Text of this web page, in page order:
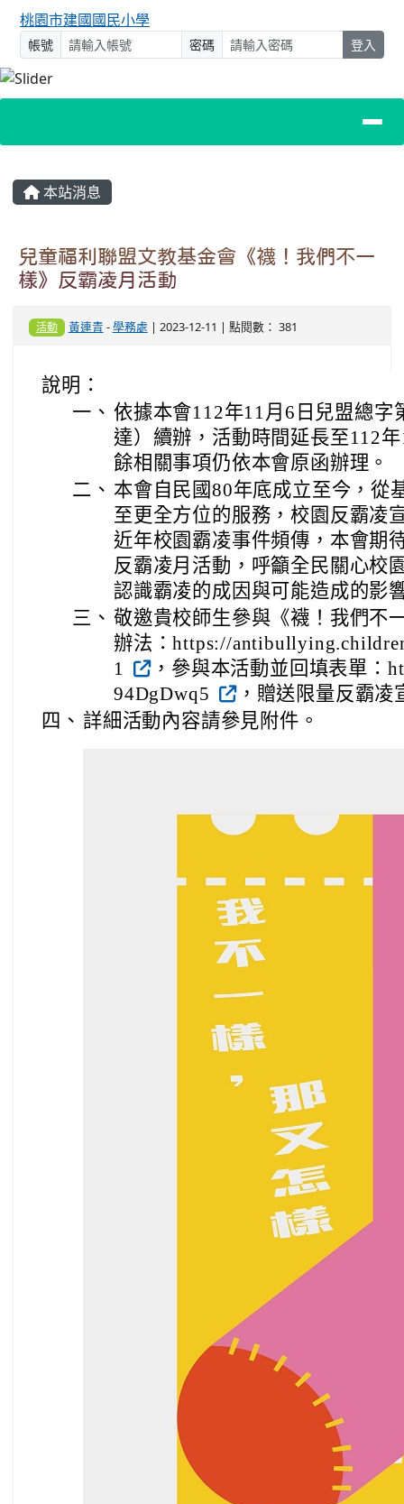
桃園市建國國民小學
帳號 密碼 登入
主內容區域
本站消息
兒童福利聯盟文教基金會《襪！我們不一
樣》反霸凌月活動
活動 黃連青 -學務處 | 2023-12-11 | 點閱數： 381
說明：
一、 依據本會112年11月6日兒盟總字
達）續辦，活動時間延長至112
餘相關事項仍依本會原函辦理。
二、 本會自民國80年底成立至今，從
至更全方位的服務，校園反霸凌
近年校園霸凌事件頻傳，本會期
反霸凌月活動，呼籲全民關心校
認識霸凌的成因與可能造成的影
三、 敬邀貴校師生參與《襪！我們不
辦法：https://
1
，參與本活動並回填表單：
94DgDwq5
，贈送限量反霸凌
四、 詳細活動內容請參見附件。